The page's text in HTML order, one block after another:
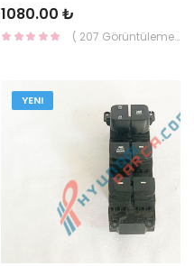
1080.00 ₺
( 207 Görüntüleme )
YENI